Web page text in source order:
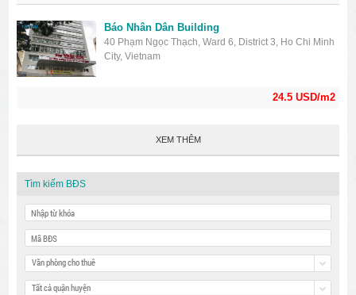
24.5 USD/m2
Báo Nhân Dân Building
40 Phạm Ngọc Thạch, Ward 6, District 3, Ho Chi Minh
City, Vietnam
XEM THÊM
Tìm kiếm BĐS
Văn phòng cho thuê
Tất cả quận huyện